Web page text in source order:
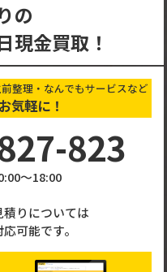
の
現金買取！
整理・なんでもサービスなど
気軽に！
823
～18:00
りについては
可能です。